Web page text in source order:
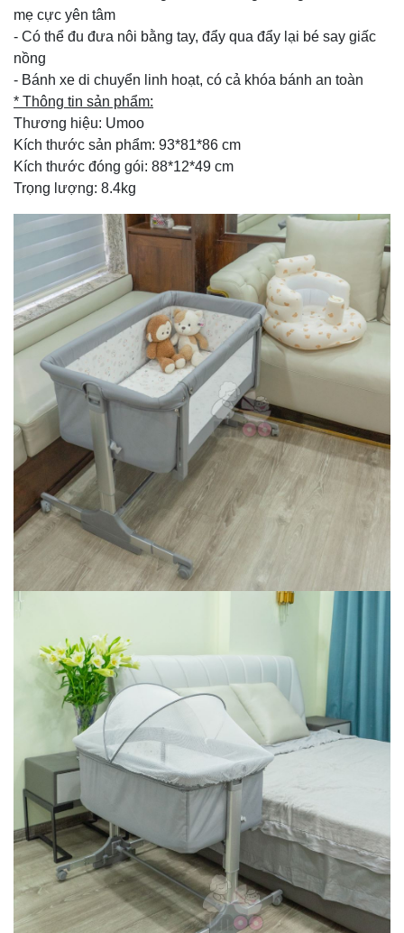
mẹ cực yên tâm
- Có thể đu đưa nôi bằng tay, đẩy qua đẩy lại bé say giấc
nồng
- Bánh xe di chuyển linh hoạt, có cả khóa bánh an toàn
* Thông tin sản phẩm:
Thương hiệu: Umoo
Kích thước sản phẩm: 93*81*86 cm
Kích thước đóng gói: 88*12*49 cm
Trọng lượng: 8.4kg